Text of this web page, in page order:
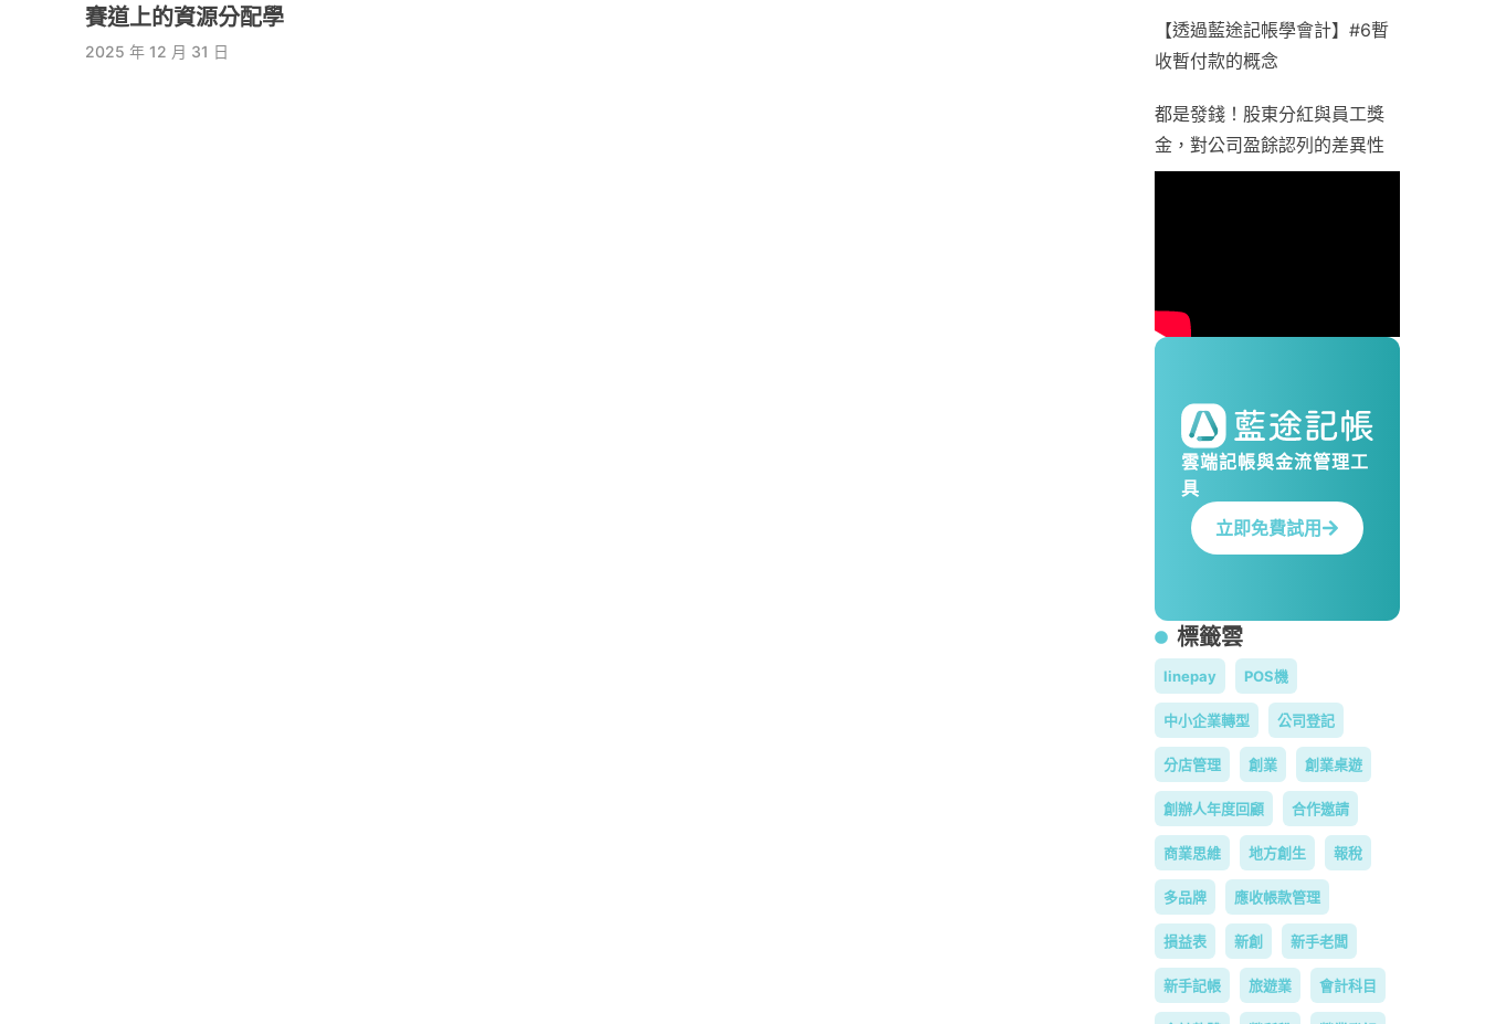
賽道上的資源分配學
2025 年 12 月 31 日
【透過藍途記帳學會計】#6暫
收暫付款的概念
都是發錢！股東分紅與員工獎
金，對公司盈餘認列的差異性
雲端記帳與金流管理工
具
立即免費試用
標籤雲
linepay POS機
中小企業轉型 公司登記
分店管理 創業 創業桌遊
創辦人年度回顧 合作邀請
商業思維 地方創生 報稅
多品牌 應收帳款管理
損益表 新創 新手老闆
新手記帳 旅遊業 會計科目